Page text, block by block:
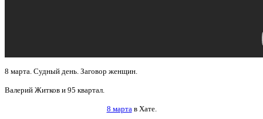
8 марта. Судный день. Заговор женщин.
Валерий Житков и 95 квартал.
8 марта в Хате.